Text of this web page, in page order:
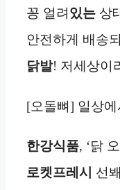
꽁 얼려 있는 상
안전하게 배송
닭발! 저세상이
[오돌뼈] 일상
한강식품, ‘닭
로켓프레시
선